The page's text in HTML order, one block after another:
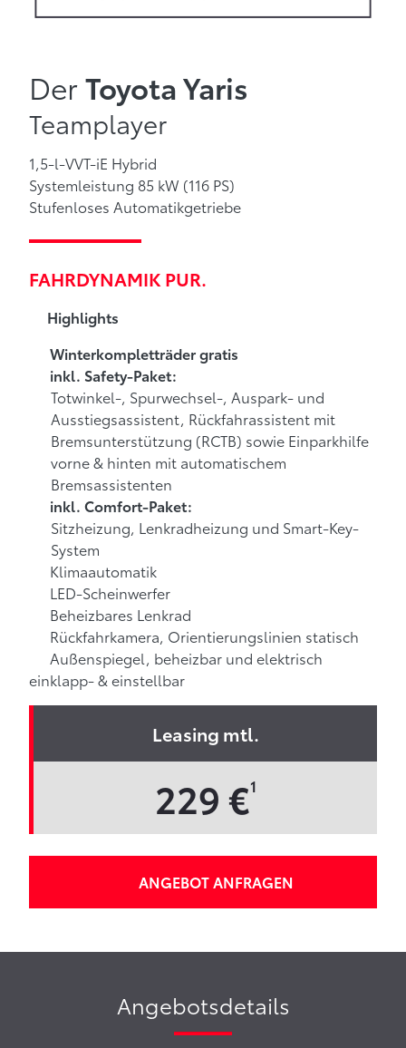
DerToyota Yaris
Teamplayer
1,5-l-VVT-iE Hybrid
Systemleistung 85 kW (116 PS)
Stufenloses Automatikgetriebe
FAHRDYNAMIK PUR.
Highlights
Winterkompletträder gratis
inkl. Safety-Paket:
Totwinkel-, Spurwechsel-, Auspark- und
Ausstiegsassistent, Rückfahrassistent mit
Bremsunterstützung (RCTB) sowie Einparkhilfe
vorne & hinten mit automatischem
Bremsassistenten
inkl. Comfort-Paket:
Sitzheizung, Lenkradheizung und Smart-Key-
System
Klimaautomatik
LED-Scheinwerfer
Beheizbares Lenkrad
Rückfahrkamera, Orientierungslinien statisch
Außenspiegel, beheizbar und elektrisch
einklapp- & einstellbar
Leasing mtl.
229 €1
ANGEBOT ANFRAGEN
Angebotsdetails